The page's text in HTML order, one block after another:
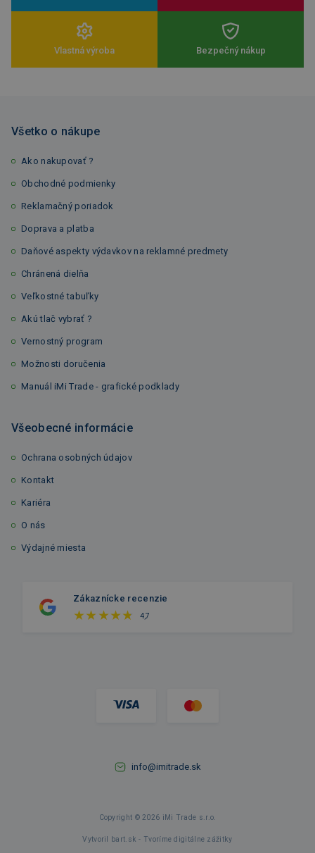
Vlastná výroba Bezpečný nákup
Všetko o nákupe
Ako nakupovať ?
Obchodné podmienky
Reklamačný poriadok
Doprava a platba
Daňové aspekty výdavkov na reklamné predmety
Chránená dielňa
Veľkostné tabuľky
Akú tlač vybrať ?
Vernostný program
Možnosti doručenia
Manuál iMi Trade - grafické podklady
Všeobecné informácie
Ochrana osobných údajov
Kontakt
Kariéra
O nás
Výdajné miesta
Zákaznícke recenzie
4,7
info@imitrade.sk
Copyright © 2026 iMi Trade s.r.o.
Vytvoril bart.sk - Tvoríme digitálne zážitky